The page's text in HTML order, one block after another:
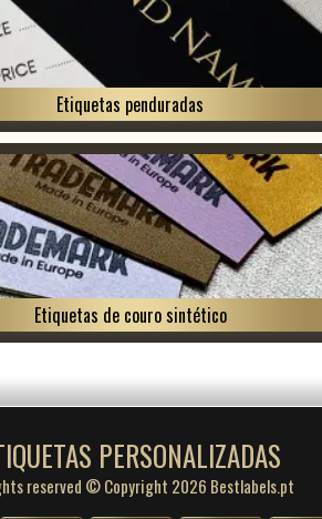
Etiquetas penduradas
Etiquetas de couro sintético
PERSONALIZADAS
reserved © Copyright 2026 Bestlabels.pt